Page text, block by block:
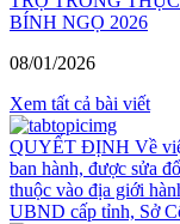
BÍNH NGỌ 2026
08/01/2026
Xem tất cả bài viết
QUYẾT ĐỊNH Về
ban hành, được sửa
thuộc vào địa giới
UBND cấp tỉnh, Sở